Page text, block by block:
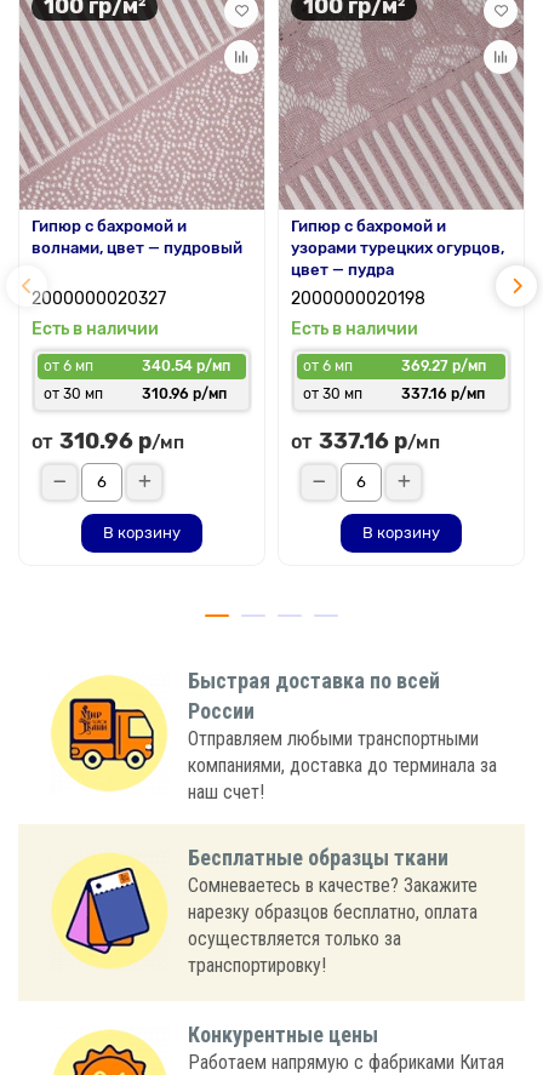
100 гр/м²
Гипюр с бахромой и
волнами, цвет — пудровый
2000000020327
Есть в наличии
от 6 мп
340.54 р/мп
от 30 мп
310.96 р/мп
от 310.96 р/мп
В корзину
100 гр/м²
Гипюр с бахромой и
узорами турецких огурцов,
цвет — пудра
2000000020198
Есть в наличии
от 6 мп
369.27 р/мп
от 30 мп
337.16 р/мп
от 337.16 р/мп
В корзину
Быстрая доставка по всей
России
Отправляем любыми транспортными
компаниями, доставка до терминала за
наш счет!
Бесплатные образцы ткани
Сомневаетесь в качестве? Закажите
нарезку образцов бесплатно, оплата
осуществляется только за
транспортировку!
Конкурентные цены
Работаем напрямую с фабриками Китая